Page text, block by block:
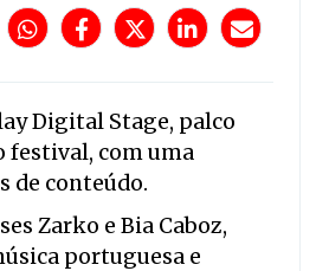
Digital Stage, palco
festival, com uma
de conteúdo.
Zarko e Bia Caboz,
portuguesa e